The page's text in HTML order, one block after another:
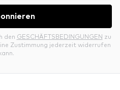
den GESCHÄFTSBEDINGUNGEN zu
Zustimmung jederzeit widerrufen